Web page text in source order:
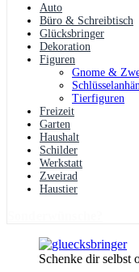
Auto
Büro & Schreibtisch
Glücksbringer
Dekoration
Figuren
Gnome &
Tierfiguren
Freizeit
Garten
Haushalt
Schilder
Werkstatt
Zweirad
Haustier
Schenke dir selbst